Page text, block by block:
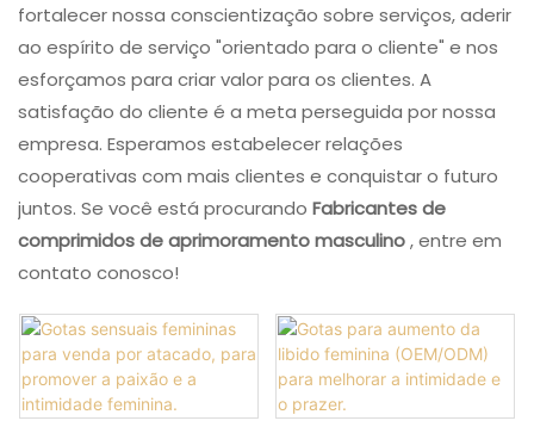
fortalecer nossa conscientização sobre serviços, aderir
ao espírito de serviço "orientado para o cliente" e nos
esforçamos para criar valor para os clientes. A
satisfação do cliente é a meta perseguida por nossa
empresa. Esperamos estabelecer relações
cooperativas com mais clientes e conquistar o futuro
juntos. Se você está procurando Fabricantes de
comprimidos de aprimoramento masculino, entre em
contato conosco!